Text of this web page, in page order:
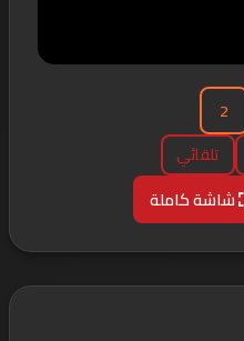
2
تلقائي
شاشة كاملة